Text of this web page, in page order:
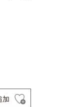
加